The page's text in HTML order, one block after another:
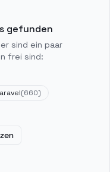
gefunden
sind ein paar
frei sind:
(660)